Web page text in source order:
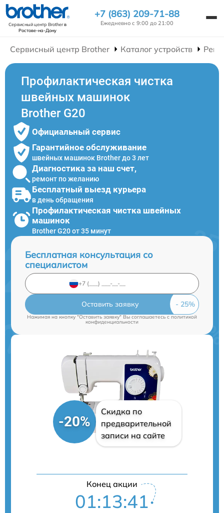
Сервисный центр Brotherв
Ростове-на-Дону
+7 (863) 209-71-88
Ежедневно с 9:00 до 21:00
Сервисный центр Brother Каталог устройств
Профилактическая чистка
швейных машинок
Brother G20
Официальный сервис
Гарантийное обслуживание
швейных машинок Brother до 3 лет
Диагностика за наш счет,
ремонт по желанию
Бесплатный выезд курьера
в день обращения
Профилактическая чистка швейных
машинок
Brother G20 от 35 минут
Бесплатная консультация со
специалистом
Оставить заявку
Нажимая на кнопку "Оставить заявку" Вы соглашаетесь cполитикой
конфиденциальности
-20%
Скидка по
предварительной
записи на сайте
Конец акции
01:13:41